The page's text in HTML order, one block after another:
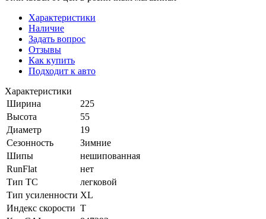
Характеристики
Наличие
Задать вопрос
Отзывы
Как купить
Подходит к авто
Характеристики
Ширина
225
Высота
55
Диаметр
19
Сезонность
Зимние
Шипы
нешипованная
RunFlat
нет
Тип ТС
легковой
Тип усиленности XL
Индекс скорости T